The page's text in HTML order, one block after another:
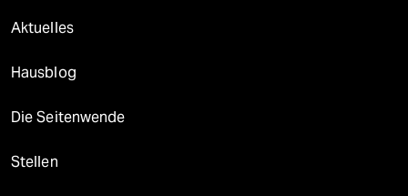
Aktuelles
Hausblog
Die Seitenwende
Stellen